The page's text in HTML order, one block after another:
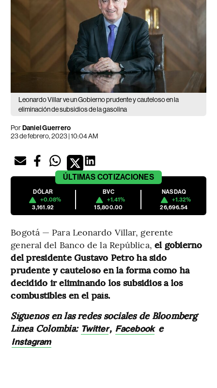
Leonardo Villar ve un Gobierno prudente y cauteloso en la
eliminación de subsidios de la gasolina
PorDaniel Guerrero
23 de febrero, 2023 | 10:04 AM
ÚLTIMAS COTIZACIONES
DÓLAR
+0.08%
3,161.92
BVC
+1.41%
15,800.00
NASDAQ
+1.32%
26,696.54
Bogotá — Para Leonardo Villar, gerente
general del Banco de la República, el gobierno
del presidente Gustavo Petro ha sido
prudente y cauteloso en la forma como ha
decidido ir eliminando los subsidios a los
combustibles en el país.
Síguenos en las redes sociales de Bloomberg
Línea Colombia: Twitter, Facebook e
Instagram